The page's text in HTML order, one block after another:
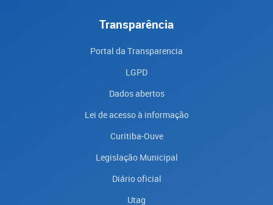
Transparência
Portal da Transparencia
LGPD
Dados abertos
Lei de acesso à informação
Curitiba-Ouve
Legislação Municipal
Diário oficial
Utag